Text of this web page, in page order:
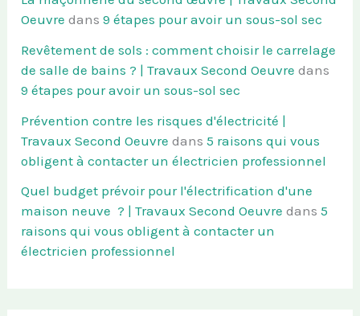
Oeuvre dans9 étapes pour avoir un sous-sol sec
Revêtement de sols : comment choisir le carrelage
de salle de bains ? | Travaux Second Oeuvre dans
9 étapes pour avoir un sous-sol sec
Prévention contre les risques d'électricité |
Travaux Second Oeuvre dans5 raisons qui vous
obligent à contacter un électricien professionnel
Quel budget prévoir pour l'électrification d'une
maison neuve ? | Travaux Second Oeuvre dans5
raisons qui vous obligent à contacter un
électricien professionnel